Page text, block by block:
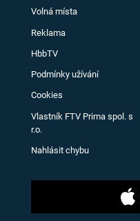
Volná místa
Reklama
HbbTV
Podmínky užívání
Cookies
Vlastník FTV Prima spol. s
r.o.
Nahlásit chybu